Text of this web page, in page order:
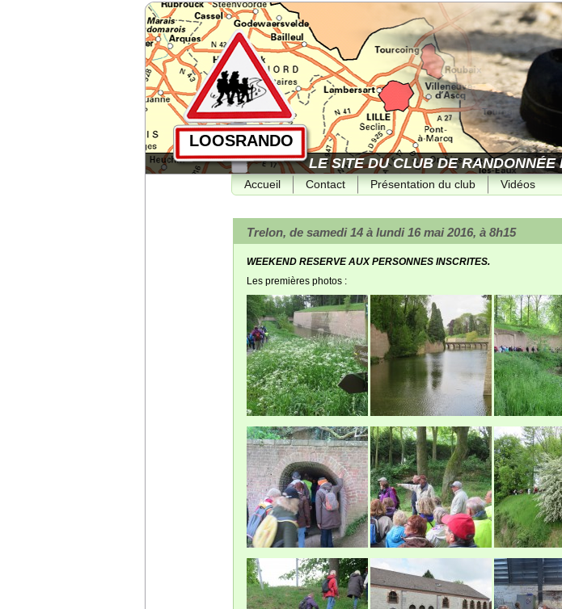
LOOSRANDO
LE SITE DU CLUB DE
Accueil Contact Présentation du club Vidéos
Trelon, de samedi 14 à lundi 16 mai 2016, à 8h15
WEEKEND RESERVE AUX PERSONNES INSCRITES.
Les premières photos :